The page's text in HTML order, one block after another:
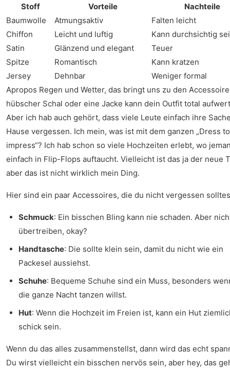
Stoff Vorteile
Nachteile
Baumwolle
Atmungsaktiv
Falten leicht
Chiffon
Leicht und luftig
Kann durchsichtig
Satin
Glänzend und elegant
Teuer
Spitze
Romantisch
Kann kratzen
Jersey
Dehnbar
Weniger formal
Apropos Regen und Wetter, das bringt uns zu den
hübscher Schal oder eine Jacke kann dein Outfit total
Aber ich hab auch gehört, dass viele Leute einfach ihre
Hause vergessen. Ich mein, was ist mit dem ganzen „Dress to
impress“? Ich hab schon so viele Hochzeiten erlebt, wo
einfach in Flip-Flops auftaucht. Vielleicht ist das ja der neue
aber das ist nicht wirklich mein Ding.
Hier sind ein paar Accessoires, die du nicht vergessen
Schmuck: Ein bisschen Bling kann nie schaden. Aber
übertreiben, okay?
Handtasche: Die sollte klein sein, damit du nicht wie ein
Packesel aussiehst.
Schuhe: Bequeme Schuhe sind ein Muss, besonders
die ganze Nacht tanzen willst.
Hut: Wenn die Hochzeit im Freien ist, kann ein Hut
schick sein.
Wenn du das alles zusammenstellst, dann wird das echt
Du wirst vielleicht ein bisschen nervös sein, aber hey, das